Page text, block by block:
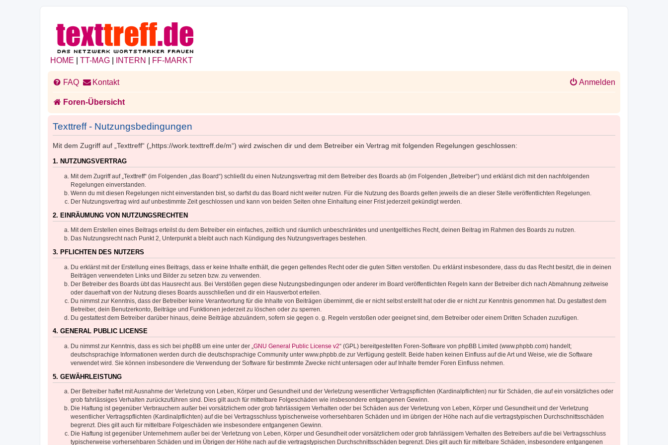
HOME TT-MAG INTERN FF-MARKT
FAQ Kontakt Anmelden
Foren-Übersicht
Texttreff - Nutzungsbedingungen
Mit dem Zugriff auf „Texttreff“ („https://work.texttreff.de/m“) wird zwischen dir und dem Betreiber ein Vertrag mit folgenden Regelungen geschlossen:
1. NUTZUNGSVERTRAG
Mit dem Zugriff auf „Texttreff“ (im Folgenden „das Board“) schließt du einen Nutzungsvertrag mit dem Betreiber des Boards ab (im Folgenden „Betreiber“) und erklärst dich mit den nachfolgenden
Regelungen einverstanden.
Wenn du mit diesen Regelungen nicht einverstanden bist, so darfst du das Board nicht weiter nutzen. Für die Nutzung des Boards gelten jeweils die an dieser Stelle veröffentlichten Regelungen.
Der Nutzungsvertrag wird auf unbestimmte Zeit geschlossen und kann von beiden Seiten ohne Einhaltung einer Frist jederzeit gekündigt werden.
2. EINRÄUMUNG VON NUTZUNGSRECHTEN
Mit dem Erstellen eines Beitrags erteilst du dem Betreiber ein einfaches, zeitlich und räumlich unbeschränktes und unentgeltliches Recht, deinen Beitrag im Rahmen des Boards zu nutzen.
Das Nutzungsrecht nach Punkt 2, Unterpunkt a bleibt auch nach Kündigung des Nutzungsvertrages bestehen.
3. PFLICHTEN DES NUTZERS
Du erklärst mit der Erstellung eines Beitrags, dass er keine Inhalte enthält, die gegen geltendes Recht oder die guten Sitten verstoßen. Du erklärst insbesondere, dass du das Recht besitzt, die in deinen
Beiträgen verwendeten Links und Bilder zu setzen bzw. zu verwenden.
Der Betreiber des Boards übt das Hausrecht aus. Bei Verstößen gegen diese Nutzungsbedingungen oder anderer im Board veröffentlichten Regeln kann der Betreiber dich nach Abmahnung zeitweise
oder dauerhaft von der Nutzung dieses Boards ausschließen und dir ein Hausverbot erteilen.
Du nimmst zur Kenntnis, dass der Betreiber keine Verantwortung für die Inhalte von Beiträgen übernimmt, die er nicht selbst erstellt hat oder die er nicht zur Kenntnis genommen hat. Du gestattest dem
Betreiber, dein Benutzerkonto, Beiträge und Funktionen jederzeit zu löschen oder zu sperren.
Du gestattest dem Betreiber darüber hinaus, deine Beiträge abzuändern, sofern sie gegen o. g. Regeln verstoßen oder geeignet sind, dem Betreiber oder einem Dritten Schaden zuzufügen.
4. GENERAL PUBLIC LICENSE
Du nimmst zur Kenntnis, dass es sich bei phpBB um eine unter der „GNU General Public License v2“ (GPL) bereitgestellten Foren-Software von phpBB Limited (www.phpbb.com) handelt;
deutschsprachige Informationen werden durch die deutschsprachige Community unter www.phpbb.de zur Verfügung gestellt. Beide haben keinen Einfluss auf die Art und Weise, wie die Software
verwendet wird. Sie können insbesondere die Verwendung der Software für bestimmte Zwecke nicht untersagen oder auf Inhalte fremder Foren Einfluss nehmen.
5. GEWÄHRLEISTUNG
Der Betreiber haftet mit Ausnahme der Verletzung von Leben, Körper und Gesundheit und der Verletzung wesentlicher Vertragspflichten (Kardinalpflichten) nur für Schäden, die auf ein vorsätzliches oder
grob fahrlässiges Verhalten zurückzuführen sind. Dies gilt auch für mittelbare Folgeschäden wie insbesondere entgangenen Gewinn.
Die Haftung ist gegenüber Verbrauchern außer bei vorsätzlichem oder grob fahrlässigem Verhalten oder bei Schäden aus der Verletzung von Leben, Körper und Gesundheit und der Verletzung
wesentlicher Vertragspflichten (Kardinalpflichten) auf die bei Vertragsschluss typischerweise vorhersehbaren Schäden und im übrigen der Höhe nach auf die vertragstypischen Durchschnittsschäden
begrenzt. Dies gilt auch für mittelbare Folgeschäden wie insbesondere entgangenen Gewinn.
Die Haftung ist gegenüber Unternehmern außer bei der Verletzung von Leben, Körper und Gesundheit oder vorsätzlichem oder grob fahrlässigem Verhalten des Betreibers auf die bei Vertragsschluss
typischerweise vorhersehbaren Schäden und im Übrigen der Höhe nach auf die vertragstypischen Durchschnittsschäden begrenzt. Dies gilt auch für mittelbare Schäden, insbesondere entgangenen